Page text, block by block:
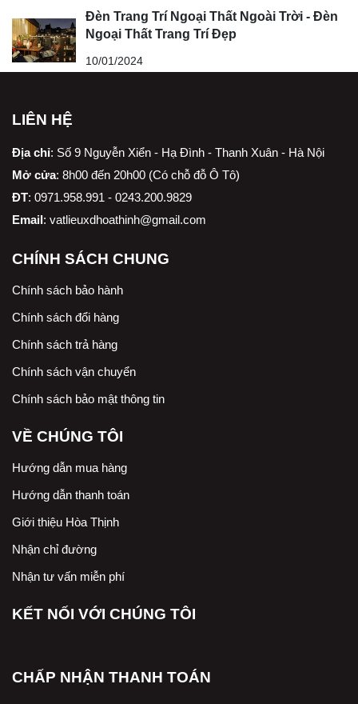
Đèn Trang Trí Ngoại Thất Ngoài Trời - Đèn
Ngoại Thất Trang Trí Đẹp
10/01/2024
LIÊN HỆ
Địa chỉ: Số 9 Nguyễn Xiển - Hạ Đình - Thanh Xuân - Hà Nội
Mở cửa: 8h00 đến 20h00 (Có chỗ đỗ Ô Tô)
ĐT: 0971.958.991 - 0243.200.9829
Email: vatlieuxdhoathinh@gmail.com
CHÍNH SÁCH CHUNG
Chính sách bảo hành
Chính sách đổi hàng
Chính sách trả hàng
Chính sách vận chuyển
Chính sách bảo mật thông tin
VỀ CHÚNG TÔI
Hướng dẫn mua hàng
Hướng dẫn thanh toán
Giới thiệu Hòa Thịnh
Nhận chỉ đường
Nhận tư vấn miễn phí
KẾT NỐI VỚI CHÚNG TÔI
CHẤP NHẬN THANH TOÁN